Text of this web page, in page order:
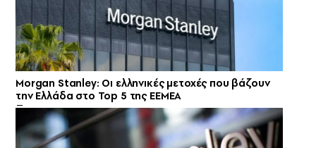
Morgan Stanley: Οι ελληνικές μετοχές που βάζουν
την Ελλάδα στο Top 5 της EEMEA